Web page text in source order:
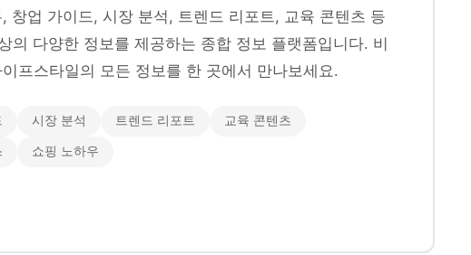
창업 가이드, 시장 분석, 트렌드 리포트, 교육 콘텐츠 등
의 다양한 정보를 제공하는 종합 정보 플랫폼입니다. 비
프스타일의 모든 정보를 한 곳에서 만나보세요.
시장 분석 트렌드 리포트 교육 콘텐츠
쇼핑 노하우